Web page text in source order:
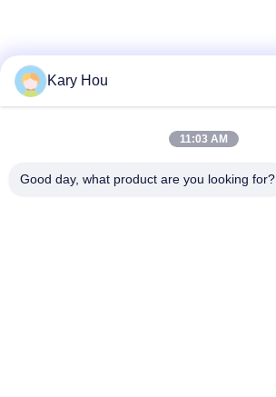
Kary Hou
11:03 AM
Good day, what product are you looking for?